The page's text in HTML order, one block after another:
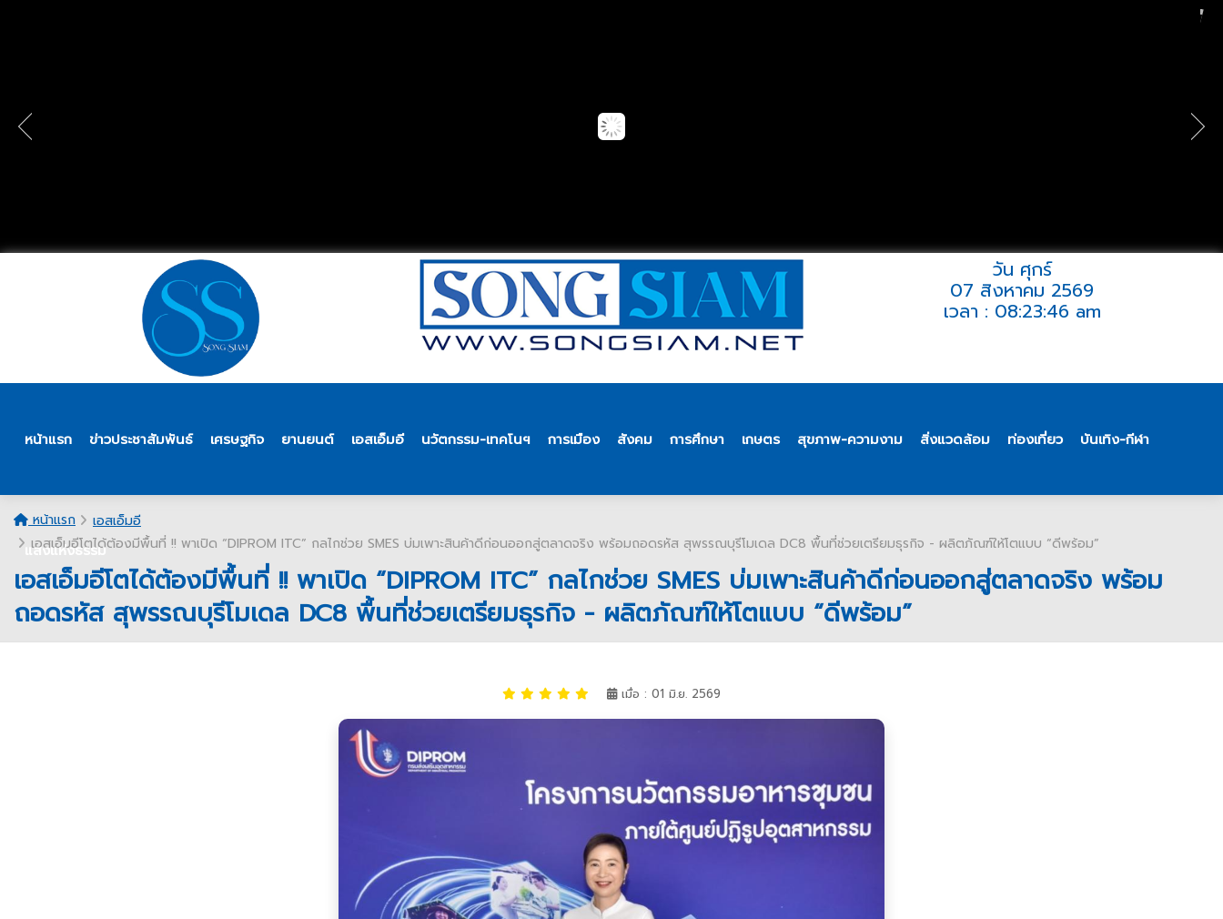
วัน ศุกร์
07 สิงหาคม 2569
เวลา : 08:23:46 am
หน้าแรก ข่าวประชาสัมพันธ์ เศรษฐกิจ ยานยนต์ เอสเอ็มอี นวัตกรรม-เทคโนฯ การเมือง สังคม การศึกษา เกษตร สุขภาพ-ความงาม สิ่งแวดล้อม ท่องเที่ยว บันเทิง-กีฬา
แสงแห่งธรรม
หน้าแรก
เอสเอ็มอี
เอสเอ็มอีโตได้ต้องมีพื้นที่ !! พาเปิด “DIPROM ITC” กลไกช่วย SMES บ่มเพาะสินค้าดีก่อนออกสู่ตลาดจริง พร้อมถอดรหัส สุพรรณบุรีโมเดล DC8 พื้นที่ช่วยเตรียมธุรกิจ - ผลิตภัณฑ์ให้โตแบบ “ดีพร้อม”
เอสเอ็มอีโตได้ต้องมีพื้นที่ !! พาเปิด “DIPROM ITC” กลไกช่วย SMES บ่มเพาะสินค้าดีก่อนออกสู่ตลาดจริง พร้อม
ถอดรหัส สุพรรณบุรีโมเดล DC8 พื้นที่ช่วยเตรียมธุรกิจ - ผลิตภัณฑ์ให้โตแบบ “ดีพร้อม”
เมื่อ : 01 มิ.ย. 2569